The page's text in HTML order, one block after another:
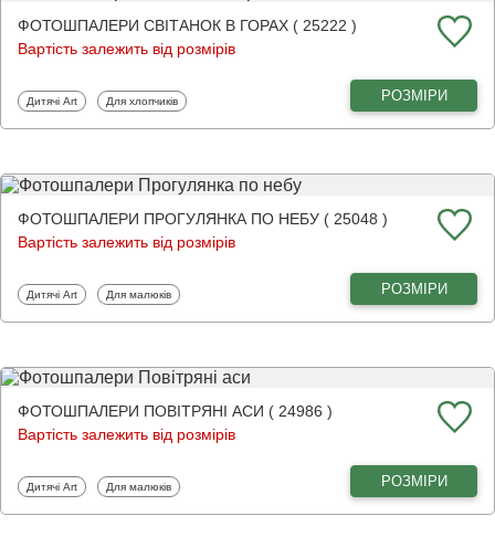
ФОТОШПАЛЕРИ СВІТАНОК В ГОРАХ ( 25222 )
Вартість залежить від розмірів
Фотошпалери
Дитячі Art Фотошпалери
Для хлопчиків РОЗМІРИ
ФОТОШПАЛЕРИ ПРОГУЛЯНКА ПО НЕБУ ( 25048 )
Вартість залежить від розмірів
Фотошпалери
Дитячі Art Фотошпалери
Для малюків РОЗМІРИ
ФОТОШПАЛЕРИ ПОВІТРЯНІ АСИ ( 24986 )
Вартість залежить від розмірів
Фотошпалери
Дитячі Art Фотошпалери
Для малюків РОЗМІРИ